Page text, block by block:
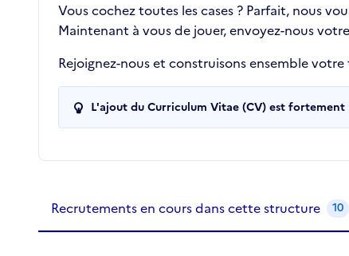
Vous cochez toutes les cases ? Parfait, nous
Maintenant à vous de jouer, envoyez-nous
Rejoignez-nous et construisons ensemble votre
L'ajout du Curriculum Vitae (CV) est
Recrutements de la structure
Recrutements en cours dans cette structure 10